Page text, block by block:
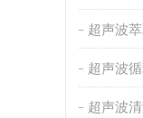
超声波
超声波
超声波